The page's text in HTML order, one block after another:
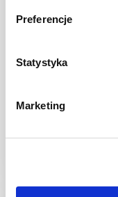
Preferencje
Statystyka
Marketing